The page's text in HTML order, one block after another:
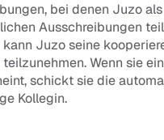
bei denen Juzo
Ausschreibungen
Juzo seine
Wenn sie
schickt sie die
Kollegin.